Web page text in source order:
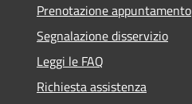
Prenotazione appuntamento
Segnalazione disservizio
Leggi le FAQ
Richiesta assistenza